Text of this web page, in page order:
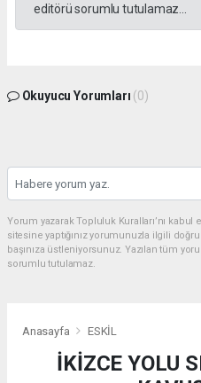
editörü sorumlu tutulamaz...
Okuyucu Yorumları (0)
Yorum yazarak Topluluk Kuralları’nı
sitesine yaptığınız yorumunuzla ilgili
başınıza üstleniyorsunuz. Yazılan tüm
sorumlu tutulamaz.
Anasayfa ESKİL
İKİZCE YOLU